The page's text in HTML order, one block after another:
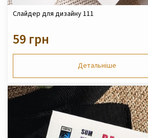
Слайдер для дизайну 111
59 грн
Детальніше